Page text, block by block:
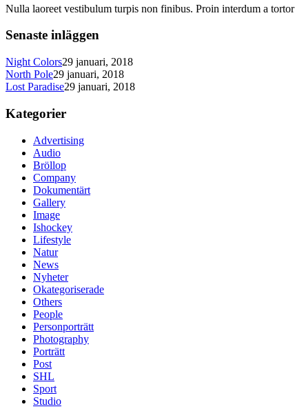
Nulla laoreet vestibulum turpis non finibus. Proin interdum a
Senaste inläggen
Night Colors29 januari, 2018
North Pole29 januari, 2018
Lost Paradise29 januari, 2018
Kategorier
Advertising
Audio
Bröllop
Company
Dokumentärt
Gallery
Image
Ishockey
Lifestyle
Natur
News
Nyheter
Okategoriserade
Others
People
Personporträtt
Photography
Porträtt
Post
SHL
Sport
Studio